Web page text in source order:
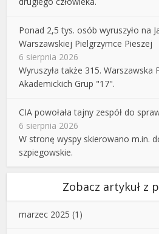
Ponad 2,5 tys. osób wyruszyło na
Warszawskiej Pielgrzymce Pieszej
6 sierpnia 2026
Wyruszyła także 315. Warszawska
Akademickich Grup "17".
CIA powołała tajny zespół do
6 sierpnia 2026
W stronę wyspy skierowano m.in.
szpiegowskie.
Zobacz artykuł z
marzec 2025 (1)